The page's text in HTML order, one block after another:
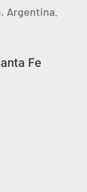
Argentina.
Fe